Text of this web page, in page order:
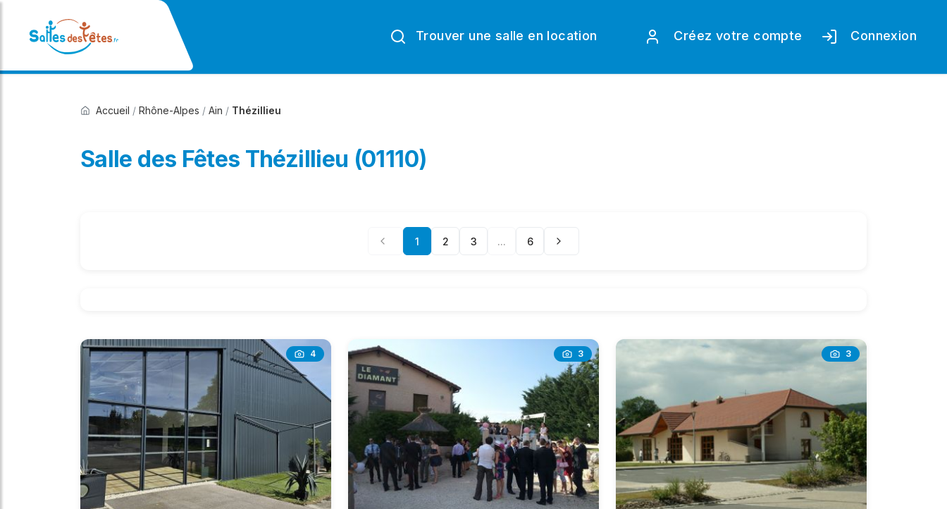
Trouver une salle en location Créez votre compte Connexion
Accueil / Rhône-Alpes / Ain / Thézillieu
Salle des Fêtes Thézillieu (01110)
1 2 3 ... 6
4 3 3